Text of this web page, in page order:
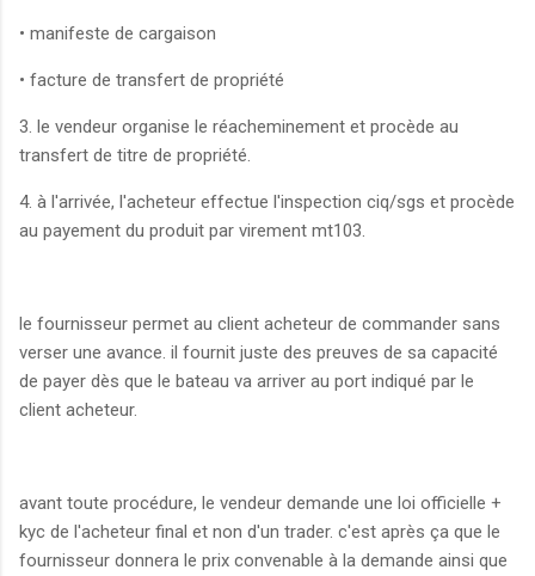
• manifeste de cargaison
• facture de transfert de propriété
3. le vendeur organise le réacheminement et procède au
transfert de titre de propriété.
4. à l'arrivée, l'acheteur effectue l'inspection ciq/sgs et procède
au payement du produit par virement mt103.
le fournisseur permet au client acheteur de commander sans
verser une avance. il fournit juste des preuves de sa capacité
de payer dès que le bateau va arriver au port indiqué par le
client acheteur.
avant toute procédure, le vendeur demande une loi officielle +
kyc de l'acheteur final et non d'un trader. c'est après ça que le
fournisseur donnera le prix convenable à la demande ainsi que